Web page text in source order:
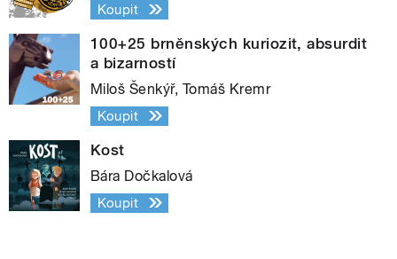
Koupit
100+25 brněnských kuriozit, absurdit
a bizarností
Miloš Šenkýř, Tomáš Kremr
Koupit
Kost
Bára Dočkalová
Koupit